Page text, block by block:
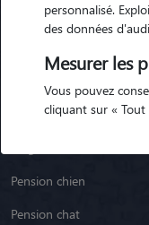
Garde Chat
Races de chiens
Pension chien
Pension chat
personnalisé.
des données
Mesurer les
Vous pouvez
cliquant sur « Tout